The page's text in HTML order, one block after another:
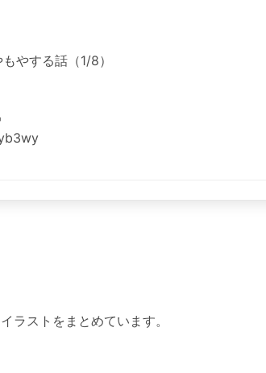
やする話（1/8）
ラストをまとめています。